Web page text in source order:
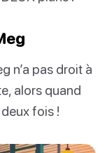
n’a pas droit à
alors quand
fois !